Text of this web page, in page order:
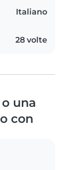
Italiano
28 volte
una
con